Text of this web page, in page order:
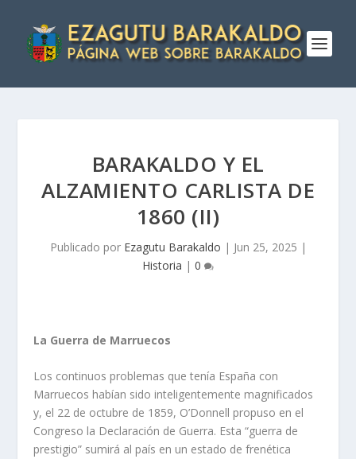
BARAKALDO Y EL
ALZAMIENTO CARLISTA DE
1860 (II)
Publicado por Ezagutu Barakaldo | Jun 25, 2025 |
Historia | 0
La Guerra de Marruecos
Los continuos problemas que tenía España con
Marruecos habían sido inteligentemente magnificados
y, el 22 de octubre de 1859, O’Donnell propuso en el
Congreso la Declaración de Guerra. Esta “guerra de
prestigio” sumirá al país en un estado de frenética